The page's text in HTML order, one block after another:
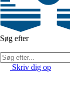
Søg efter
Skriv dig op